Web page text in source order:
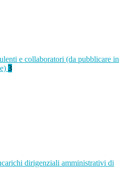
e collaboratori (da pubblicare in
3
dirigenziali amministrativi di